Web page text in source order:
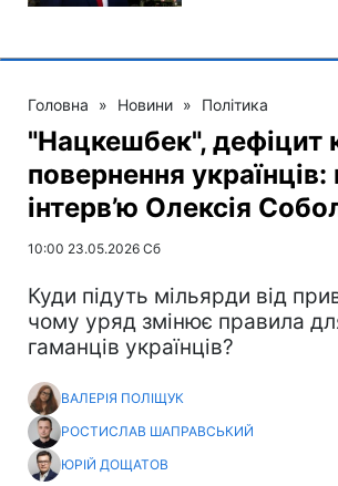
Головна » Новини » Політика
"Нацкешбек", дефіцит
повернення українців:
інтерв’ю Олексія
10:00 23.05.2026 Сб
Куди підуть мільярди від
чому уряд змінює правила
гаманців українців?
ВАЛЕРІЯ ПОЛІЩУК
РОСТИСЛАВ ШАПРАВСЬКИЙ
ЮРІЙ ДОЩАТОВ